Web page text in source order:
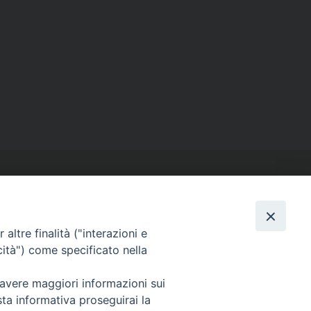
SEGUICI SU
Facebook
Instagram
X YouTube
altre finalità ("interazioni e
come specificato nella
maggiori informazioni sui
informativa proseguirai la